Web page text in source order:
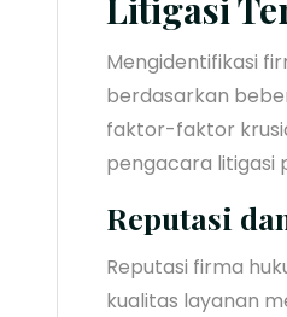
Mengidentifikasi
berdasarkan
faktor-faktor
pengacara litigasi
Reputasi
Reputasi firma
kualitas layanan